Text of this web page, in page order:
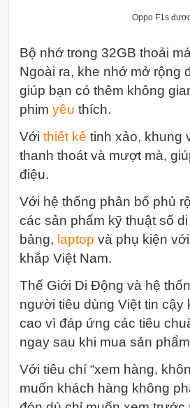
Oppo F1s
Bộ nhớ trong 32GB thoải
Ngoài ra, khe nhớ mở rộng
giúp bạn có thêm không
phim yêu thích.
Với thiết kế tinh xảo, khung
thanh thoát và mượt mà,
điệu.
Với hệ thống phân bố phủ
các sản phẩm kỹ thuật số
bảng, laptop và phụ kiện
khắp Việt Nam.
Thế Giới Di Động và hệ
người tiêu dùng Việt tin
cao vì đáp ứng các tiêu
ngay sau khi mua sản
Với tiêu chí “xem hàng,
muốn khách hàng không